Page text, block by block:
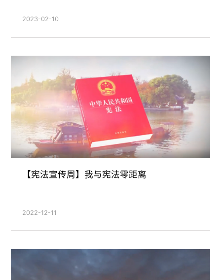
2023-02-10
【宪法宣传周】我与宪法零距离
2022-12-11